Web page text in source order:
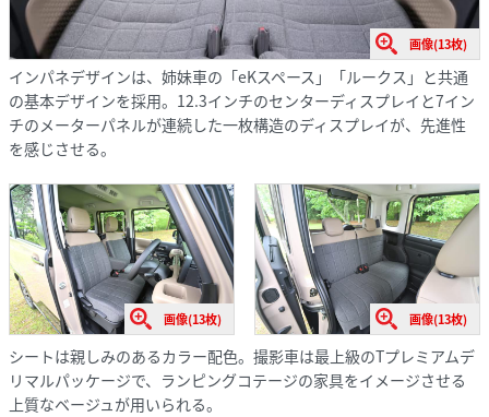
画像(13枚)
インパネデザインは、姉妹車の「eKスペース」「ルークス」と共通
の基本デザインを採用。12.3インチのセンターディスプレイと7イン
チのメーターパネルが連続した一枚構造のディスプレイが、先進性
を感じさせる。
画像(13枚) 画像(13枚)
シートは親しみのあるカラー配色。撮影車は最上級のTプレミアムデ
リマルパッケージで、ランピングコテージの家具をイメージさせる
上質なベージュが用いられる。